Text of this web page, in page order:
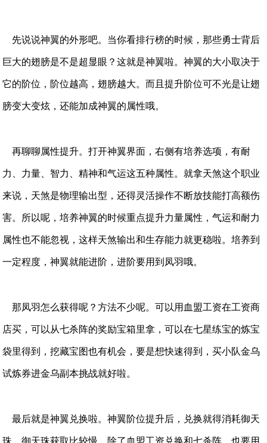
先说说神翼的外形吧。当你看排行榜的时候，那些勇士背后
巨大的翅膀是不是超显眼？这就是神翼啦。神翼的大小取决于
它的阶位，阶位越高，翅膀越大。而且提升阶位可不光是让翅
膀变大变炫，还能加成神翼的属性哦。
再聊聊属性提升。打开神翼界面，右侧有培养选项，有耐
力、力量、智力、精神和气运这五种属性。就拿天煞这个职业
来说，天煞是物理输出型，还得灵活操作不断放技能打高额伤
害。所以呢，培养神翼的时候重点提升力量属性，气运和耐力
属性也不能忽视，这样天煞输出和生存能力就更稳啦。培养到
一定程度，神翼就能进阶，进阶要用到凤羽哦。
那凤羽怎么获得呢？方法不少呢。可以用血盟工资在工资商
店买，可以从七杀阵的奖励宝箱里拿，可以在七星练宝的炼宝
袋里得到，挖藏宝图也有机会，要是想快速得到，买小队金乌
试炼券进金乌副本挑战就好啦。
最后就是神翼兑换啦。神翼阶位提升后，兑换就得消耗御天
珠。御天珠获取比较慢，除了血盟工资兑换和七杀阵，也要用